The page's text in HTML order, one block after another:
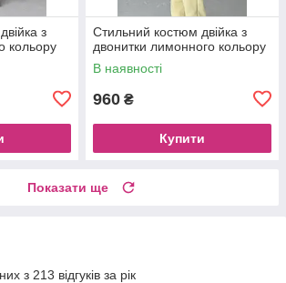
з
кольору
Стильний костюм двійка з
двонитки лимонного кольору
В наявності
960 ₴
Купити
Показати ще
з 213 відгуків за рік